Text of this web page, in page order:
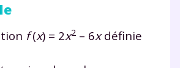
f(x) = 2x2 – 6xdéfinie